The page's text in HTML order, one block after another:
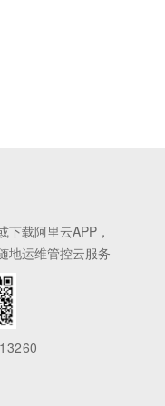
下载阿里云APP，
地运维管控云服务